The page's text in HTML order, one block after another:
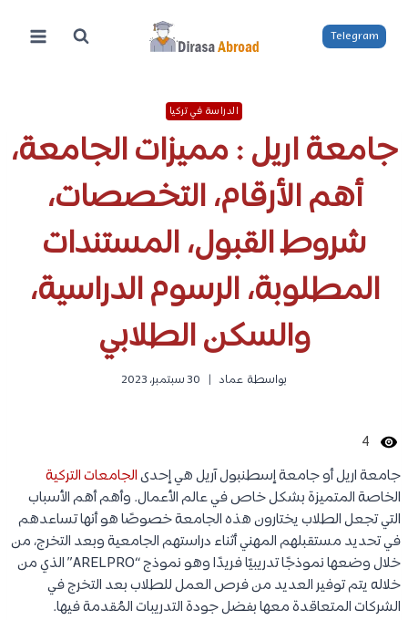
المحتوى
Telegram
الدراسة في تركيا
جامعة اريل : مميزات الجامعة،
أهم الأرقام، التخصصات،
شروط القبول، المستندات
المطلوبة، الرسوم الدراسية،
والسكن الطلابي
بواسطة عماد 30 سبتمبر، 2023
4
جامعة اريل أو جامعة إسطنبول آريل هي إحدىالجامعات التركية
الخاصة المتميزة بشكل خاص في عالم الأعمال. وأهم أهم الأسباب
التي تجعل الطلاب يختارون هذه الجامعة خصوصًا هو أنها تساعدهم
في تحديد مستقبلهم المهني أثناء دراستهم الجامعية وبعد التخرج، من
خلال وضعها نموذجًا تدريبيًا فريدًا وهو نموذج “ARELPRO” الذي من
خلاله يتم توفير العديد من فرص العمل للطلاب بعد التخرج في
الشركات المتعاقدة معها بفضل جودة التدريبات المُقدمة فيها.